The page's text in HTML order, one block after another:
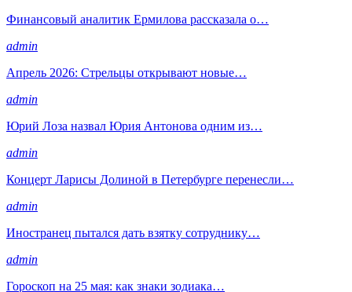
Финансовый аналитик Ермилова рассказала о…
admin
Апрель 2026: Стрельцы открывают новые…
admin
Юрий Лоза назвал Юрия Антонова одним из…
admin
Концерт Ларисы Долиной в Петербурге перенесли…
admin
Иностранец пытался дать взятку сотруднику…
admin
Гороскоп на 25 мая: как знаки зодиака…